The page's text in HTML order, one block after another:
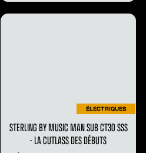
ÉLECTRIQUES
STERLING BY MUSIC MAN SUB CT30 SSS
- LA CUTLASS DES DÉBUTS